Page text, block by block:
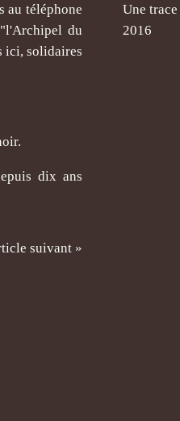
au téléphone
du
ici, solidaires
dix ans
suivant »
Une
2016